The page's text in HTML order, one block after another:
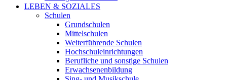
LEBEN & SOZIALES
Schulen
Grundschulen
Mittelschulen
Weiterführende Schulen
Hochschuleinrichtungen
Berufliche und sonstige Schulen
Erwachsenenbildung